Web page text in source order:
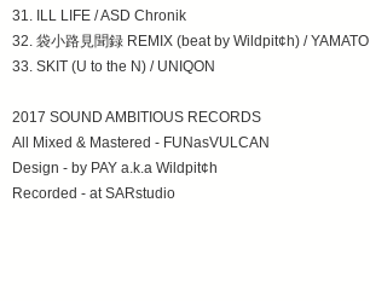
31. ILL LIFE / ASD Chronik
32. 袋小路見聞録 REMIX (beat by Wildpit¢h) / YAMATO
33. SKIT (U to the N) / UNIQON
2017 SOUND AMBITIOUS RECORDS
All Mixed & Mastered - FUNasVULCAN
Design - by PAY a.k.a Wildpit¢h
Recorded - at SARstudio